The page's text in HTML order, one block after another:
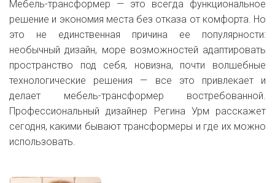
Мебель-трансформер — это всегда функциональное
решение и экономия места без отказа от комфорта. Но
это не единственная причина ее популярности:
необычный дизайн, море возможностей адаптировать
пространство под себя, новизна, почти волшебные
технологические решения — все это привлекает и
делает мебель-трансформер востребованной.
Профессиональный дизайнер Регина Урм расскажет
сегодня, какими бывают трансформеры и где их можно
использовать.